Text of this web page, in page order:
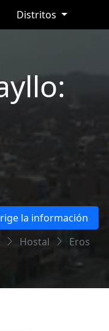
Distritos
la información
Hostal Eros